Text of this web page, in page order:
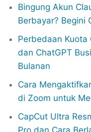
Bingung Akun
Berbayar? Begini
Perbedaan Kuota
dan ChatGPT
Bulanan
Cara
di Zoom untuk
CapCut Ultra